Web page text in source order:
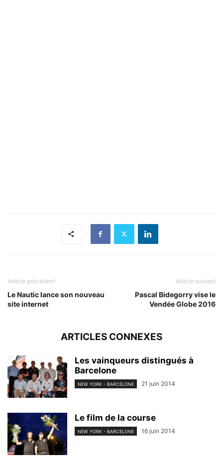
Article précédent
Le Nautic lance son nouveau
site internet
Article suivant
Pascal Bidegorry vise le
Vendée Globe 2016
ARTICLES CONNEXES
Les vainqueurs distingués à
Barcelone
NEW YORK - BARCELONE 21 juin 2014
Le film de la course
NEW YORK - BARCELONE 16 juin 2014